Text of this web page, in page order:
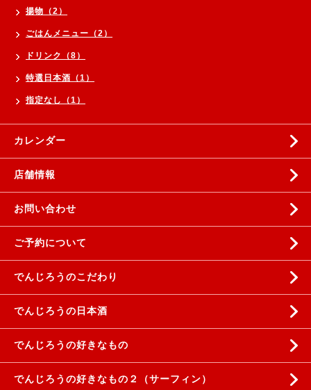
揚物（2）
ごはんメニュー（2）
ドリンク（8）
特選日本酒（1）
指定なし（1）
カレンダー
店舗情報
お問い合わせ
ご予約について
でんじろうのこだわり
でんじろうの日本酒
でんじろうの好きなもの
でんじろうの好きなもの２（サーフィン）